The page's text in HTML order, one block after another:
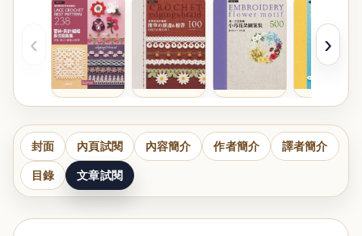
‹ ›
封面 內頁試閱 內容簡介 作者簡介 譯者簡介
目錄 文章試閱